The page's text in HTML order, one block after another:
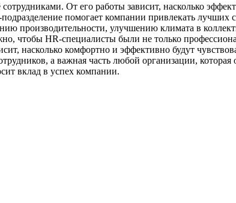
От его работы зависит, насколько
помогает компании привлекать лучших
производительности, улучшению климата в
чтобы HR-специалисты были не только
насколько комфортно и эффективно будут
а важная часть любой организации,
вклад в успех компании.